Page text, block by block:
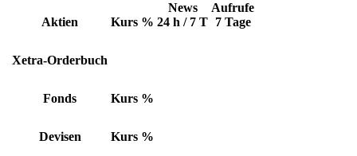
Aktien Kurs %
News
24 h / 7 T
Aufrufe
7 Tage
Xetra-Orderbuch
Fonds Kurs %
Devisen Kurs %